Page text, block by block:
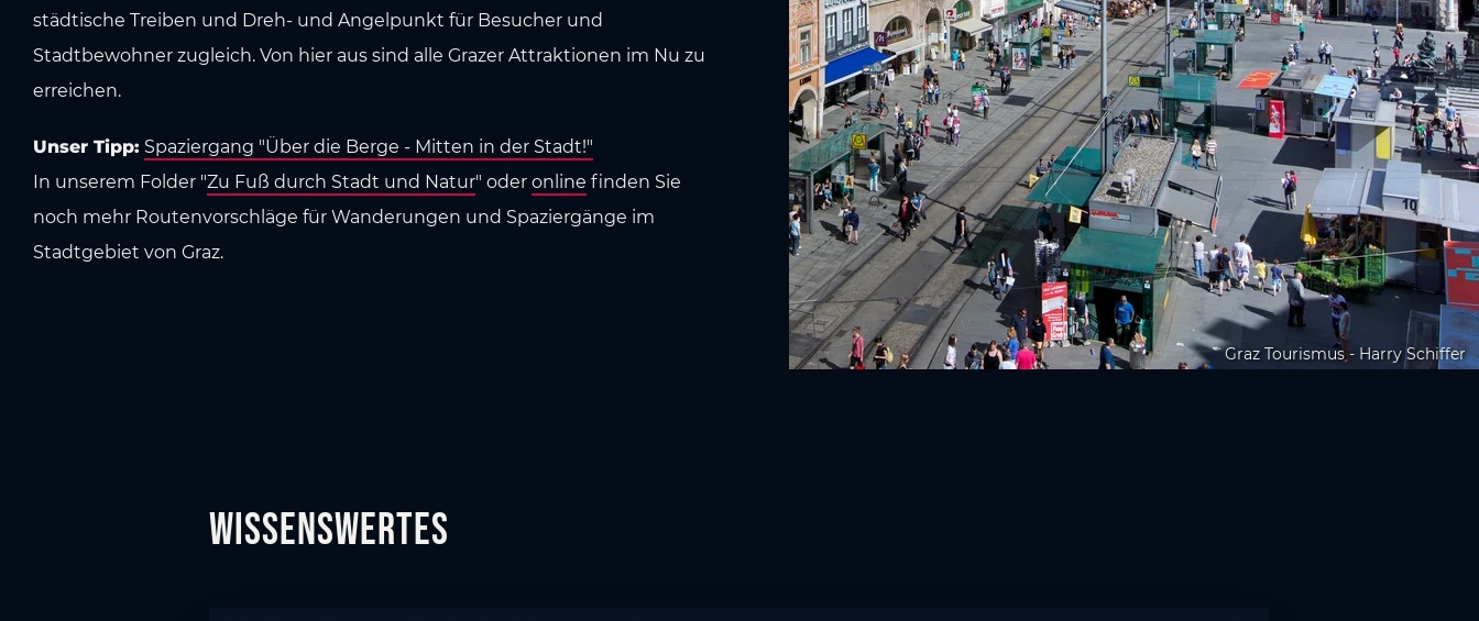
städtische Treiben und Dreh- und Angelpunkt für Besucher und
Stadtbewohner zugleich. Von hier aus sind alle Grazer Attraktionen im Nu zu
erreichen.
Unser Tipp: Spaziergang "Über die Berge - Mitten in der Stadt!"
In unserem Folder "Zu Fuß durch Stadt und Natur" oder online finden Sie
noch mehr Routenvorschläge für Wanderungen und Spaziergänge im
Stadtgebiet von Graz.
Graz Tourismus - Harry Schiffer
Wissenswertes